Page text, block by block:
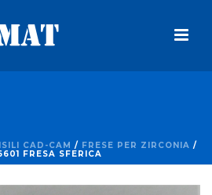
CAD-CAM / FRESE PER ZIRCONIA /
FRESA SFERICA